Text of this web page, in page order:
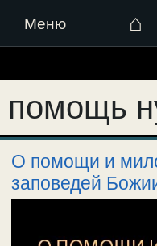
Меню ⌂
к
содержимому
помощь
О помощи и
заповедей